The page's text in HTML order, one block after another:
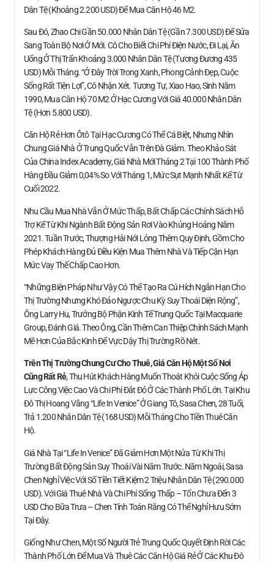
Dân Tệ (khoảng 2.200 USD) Để Mua Căn Hộ 46 M2.
Sau Đó, Zhao Chi Gần 50.000 Nhân Dân Tệ (gần 7.300 USD) Để Sửa
Sang Toàn Bộ Nơi Ở Mới. Cô Cho Biết Chi Phí Điện Nước, Đi Lại, Ăn
Uống Ở Thị Trấn Khoảng 3.000 Nhân Dân Tệ (tương Đương 435
USD) Mỗi Tháng. “Ở Đây Trời Trong Xanh, Phong Cảnh Đẹp, Cuộc
Sống Rất Tiện Lợi”, Cô Nhận Xét. Tương Tự, Xiao Hao, Sinh Năm
1990, Mua Căn Hộ 70 M2 Ở Hạc Cương Với Giá 40.000 Nhân Dân
Tệ (hơn 5.800 USD).
Căn Hộ Rẻ Hơn Ôtô Tại Hạc Cương Có Thể Cá Biệt, Nhưng Nhìn
Chung Giá Nhà Ở Trung Quốc Vẫn Trên Đà Giảm. Theo Khảo Sát
Của China Index Academy, Giá Nhà Mới Tháng 2 Tại 100 Thành Phố
Hàng Đầu Giảm 0,04% So Với Tháng 1, Mức Sụt Mạnh Nhất Kể Từ
Cuối 2022.
Nhu Cầu Mua Nhà Vẫn Ở Mức Thấp, Bất Chấp Các Chính Sách Hỗ
Trợ Kể Từ Khi Ngành Bất Động Sản Rơi Vào Khủng Hoảng Năm
2021. Tuần Trước, Thượng Hải Nới Lỏng Thêm Quy Định, Gồm Cho
Phép Khách Hàng Đủ Điều Kiện Mua Thêm Nhà Và Tiếp Cận Hạn
Mức Vay Thế Chấp Cao Hơn.
“Những Biện Pháp Như Vậy Có Thể Tạo Ra Cú Hích Ngắn Hạn Cho
Thị Trường Nhưng Khó Đảo Ngược Chu Kỳ Suy Thoái Diện Rộng”,
Ông Larry Hu, Trưởng Bộ Phận Kinh Tế Trung Quốc Tại Macquarie
Group, Đánh Giá. Theo Ông, Cần Thêm Can Thiệp Chính Sách Mạnh
Mẽ Hơn Của Bắc Kinh Để Vực Dậy Thị Trường Rõ Nét.
Trên Thị Trường Chung Cư Cho Thuê, Giá Căn HộMột Số Nơi
Cũng Rất Rẻ, Thu Hút Khách Hàng Muốn Thoát Khỏi Cuộc Sống Áp
Lực Công Việc Cao Và Chi Phí Đắt Đỏ Ở Các Thành Phố Lớn. Tại Khu
Đô Thị Hoang Vắng “Life In Venice” Ở Giang Tô, Sasa Chen, 28 Tuổi,
Trả 1.200 Nhân Dân Tệ (168 USD) Mỗi Tháng Cho Tiền Thuê Căn
Hộ.
Giá Nhà Tại “Life In Venice” Đã Giảm Hơn Một Nửa Từ Khi Thị
Trường Bất Động Sản Suy Thoái Vài Năm Trước. Năm Ngoái, Sasa
Chen Nghỉ Việc Với Số Tiền Tiết Kiệm 2 Triệu Nhân Dân Tệ (290.000
USD). Với Giá Thuê Nhà Và Chi Phí Sống Thấp – Tốn Chưa Đến 3
USD Cho Bữa Trưa – Chen Tính Toán Rằng Có Thể Nghỉ Hưu Sớm
Tại Đây.
Giống Như Chen, Một Số Người Trẻ Trung Quốc Quyết Định Rời Các
Thành Phố Lớn Để Mua Và Thuê Các Căn Hộ Giá Rẻ Ở Các Khu Đô